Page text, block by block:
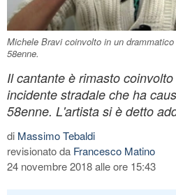
Michele Bravi coinvolto in un
58enne.
Il cantante è rimasto
incidente stradale che ha
58enne. L'artista si è detto
di Massimo Tebaldi
revisionato da Francesco Matino
24 novembre 2018 alle ore 15:43